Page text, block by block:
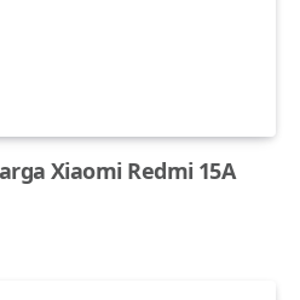
Xiaomi Redmi 15A